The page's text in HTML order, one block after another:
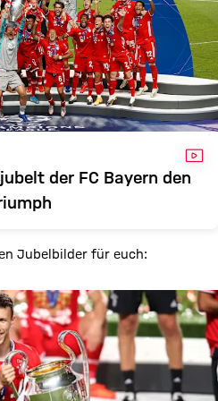
der FC Bayern den
Jubelbilder für euch: